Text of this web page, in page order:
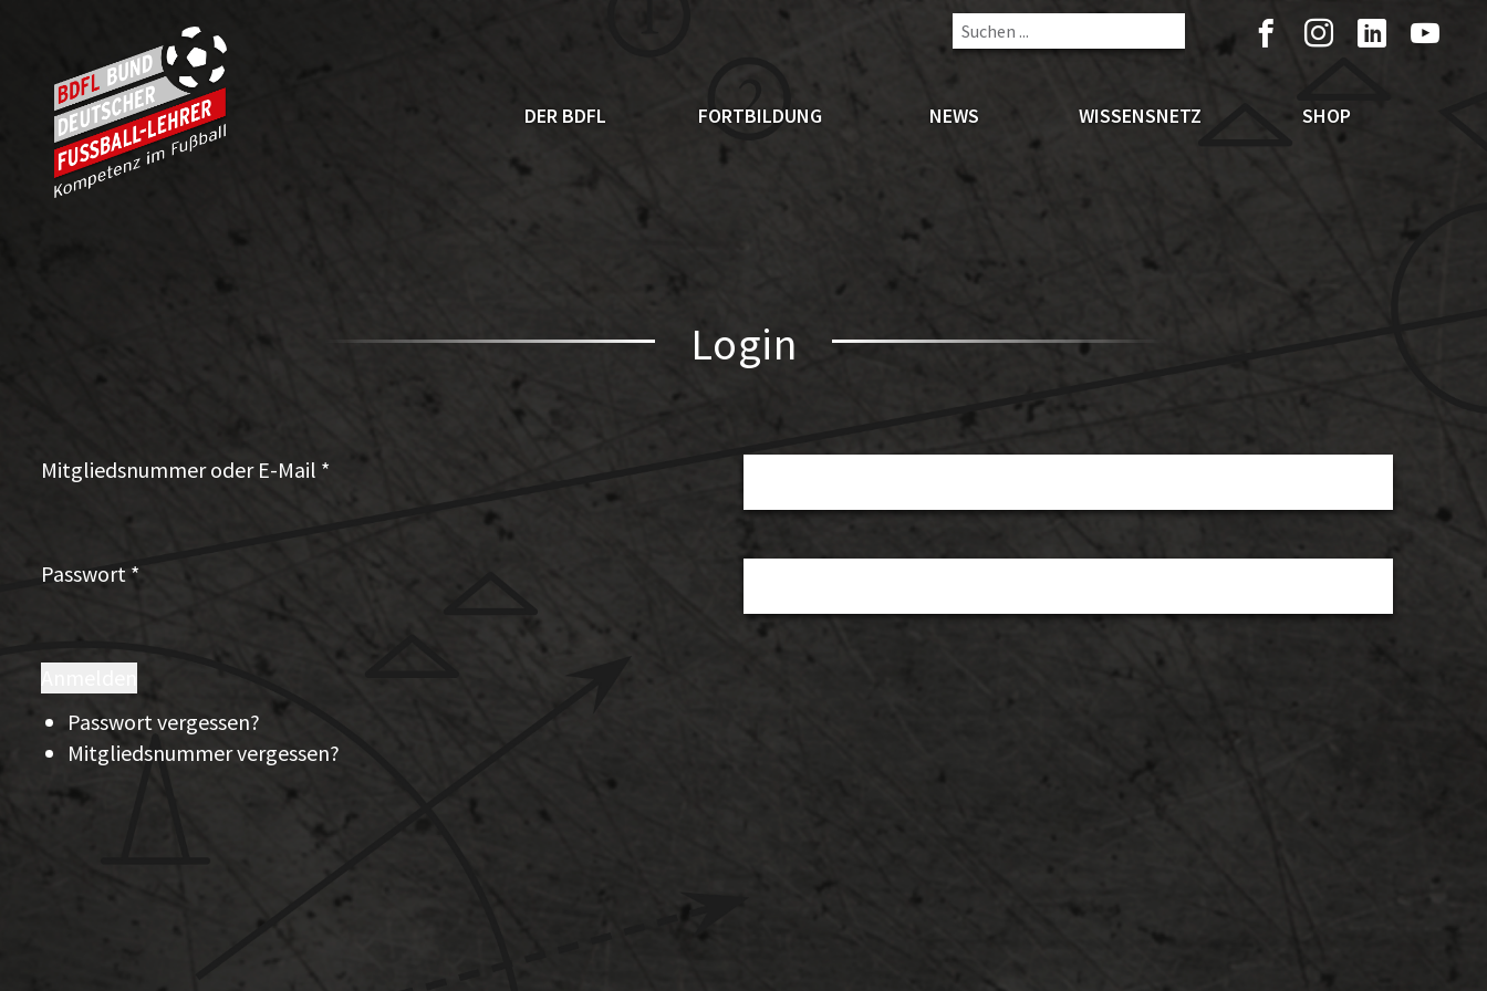
DER BDFL FORTBILDUNG NEWS WISSENSNETZ SHOP
Login
Mitgliedsnummer oder E-Mail *
Passwort *
Passwort vergessen?
Mitgliedsnummer vergessen?